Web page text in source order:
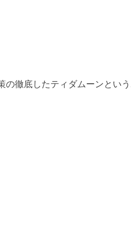
の徹底したティダムーンとい